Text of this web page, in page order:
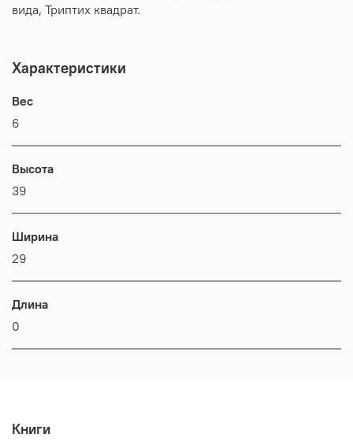
вида, Триптих квадрат.
Характеристики
Вес
6
Высота
39
Ширина
29
Длина
0
Книги